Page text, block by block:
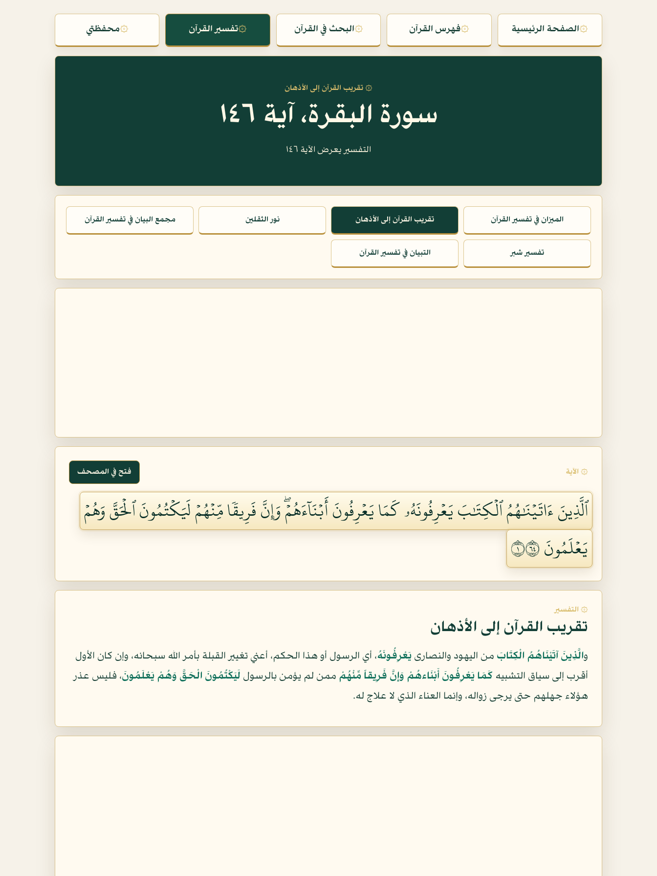
۞الصفحة الرئيسية ۞فهرس القرآن ۞البحث في القرآن ۞تفسير القرآن ۞محفظتي
۞ تقريب القرآن إلى الأذهان
سورة البقرة، آية ١٤٦
التفسير يعرض الآية ١٤٦
الميزان في تفسير القرآن تقريب القرآن إلى الأذهان نور الثقلين مجمع البيان في تفسير القرآن
تفسير شبر التبيان في تفسير القرآن
۞ الآية فتح في المصحف
ٱلَّذِينَ ءَاتَيۡنَٰهُمُ ٱلۡكِتَٰبَ يَعۡرِفُونَهُۥ كَمَا يَعۡرِفُونَ أَبۡنَآءَهُمۡۖ وَإِنَّ فَرِيقٗا مِّنۡهُمۡ لَيَكۡتُمُونَ ٱلۡحَقَّ وَهُمۡ
يَعۡلَمُونَ ١٤٦
۞ التفسير
تقريب القرآن إلى الأذهان
والَّذِينَ آتَيْنَاهُمُ الْكِتَابَ من اليهود والنصارى يَعْرِفُونَهُ، أي الرسول أو هذا الحكم، أعني تغيير القبلة بأمر الله سبحانه، وإن كان الأول
أقرب إلى سياق التشبيه كَمَا يَعْرِفُونَ أَبْنَاءهُمْ وَإِنَّ فَرِيقاً مِّنْهُمْ ممن لم يؤمن بالرسول لَيَكْتُمُونَ الْحَقَّ وَهُمْ يَعْلَمُونَ، فليس عذر
هؤلاء جهلهم حتى يرجى زواله، وإنما العناء الذي لا علاج له.